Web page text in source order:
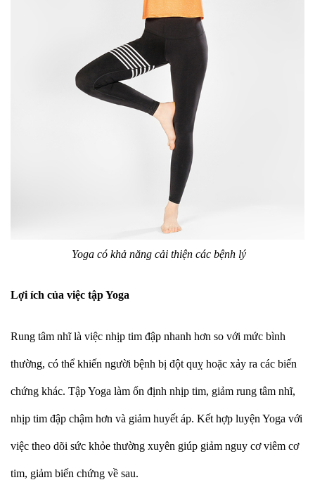
Yoga có khả năng cải thiện các bệnh lý
Lợi ích của việc tập Yoga
Rung tâm nhĩ là việc nhịp tim đập nhanh hơn so với mức bình
thường, có thể khiến người bệnh bị đột quỵ hoặc xảy ra các biến
chứng khác. Tập Yoga làm ổn định nhịp tim, giảm rung tâm nhĩ,
nhịp tim đập chậm hơn và giảm huyết áp. Kết hợp luyện Yoga với
việc theo dõi sức khỏe thường xuyên giúp giảm nguy cơ viêm cơ
tim, giảm biến chứng về sau.